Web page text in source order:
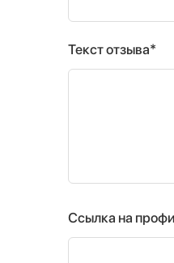
Текст отзыва*
Ссылка на